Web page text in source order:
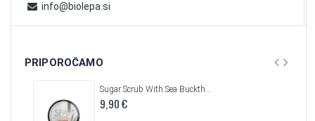
info@biolepa.si
PRIPOROČAMO
Sugar Scrub With Sea Buckthorn, Honey & Sweet Almond Oil, 200 ml
9,90 €